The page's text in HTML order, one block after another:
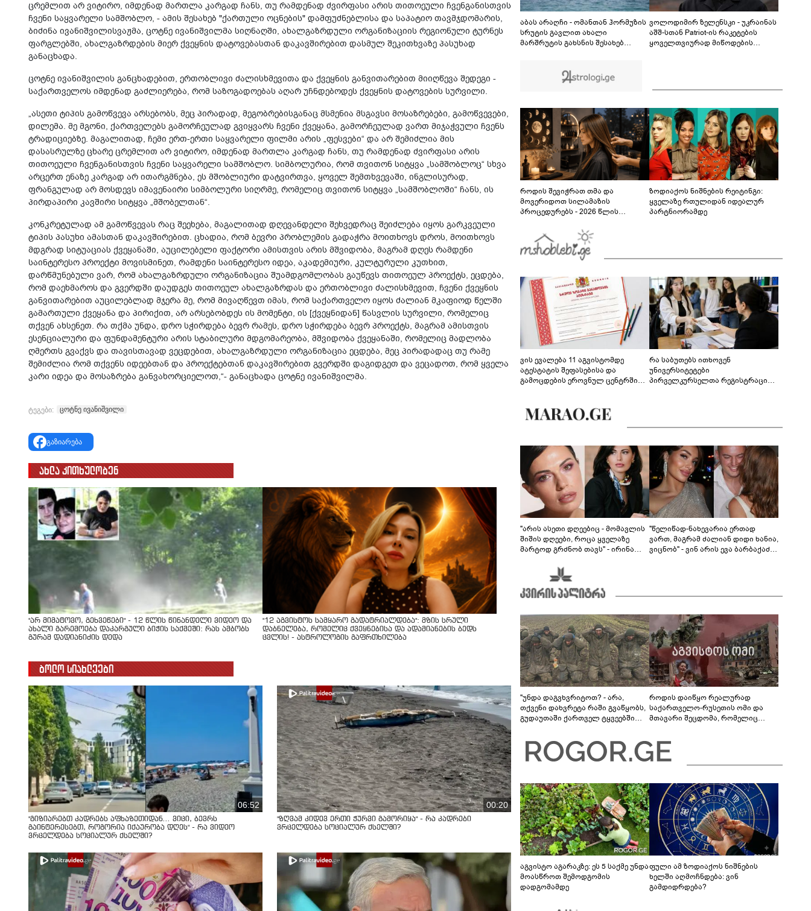
08:06
გამომიგზავნა..." - ეკა კუპატაძე
ცრემლით არ ვიტირო, იმდენად მართლა კარგად ჩანს, თუ რამდენად ძვირფასი არის თითოეული ჩვენგანისთვის
ჩვენი საყვარელი სამშობლო, - ამის შესახებ "ქართული ოცნების" დამფუძნებლისა და საპატიო თავმჯდომარის,
ბიძინა ივანიშვილისვაჟმა, ცოტნე ივანიშვილმა სიღნაღში, ახალგაზრდული ორგანიზაციის რეგიონული ტურნეს
ფარგლებში, ახალგაზრდების მიერ ქვეყნის დატოვებასთან დაკავშირებით დასმულ შეკითხვაზე პასუხად
განაცხადა.
ცოტნე ივანიშვილის განცხადებით, ერთობლივი ძალისხმევითა და ქვეყნის განვითარებით მიიღწევა შედეგი -
საქართველოს იმდენად გაძლიერება, რომ საზოგადოებას აღარ უჩნდებოდეს ქვეყნის დატოვების სურვილი.
„ასეთი ტიპის გამოწვევა არსებობს, მეც პირადად, მეგობრებისგანაც მსმენია მსგავსი მოსაზრებები, გამოწვევები,
დილემა. მე მგონი, ქართველებს გამორჩეულად გვიყვარს ჩვენი ქვეყანა, გამორჩეულად ვართ მიჯაჭვული ჩვენს
ტრადიციებზე. მაგალითად, ჩემი ერთ-ერთი საყვარელი ფილმი არის „ფესვები“ და არ შემიძლია მის
დასასრულზე ცხარე ცრემლით არ ვიტირო, იმდენად მართლა კარგად ჩანს, თუ რამდენად ძვირფასი არის
თითოეული ჩვენგანისთვის ჩვენი საყვარელი სამშობლო. სიმბოლურია, რომ თვითონ სიტყვა „სამშობლოც“ სხვა
არცერთ ენაზე კარგად არ ითარგმნება, ეს მშობლიური დატვირთვა, ყოველ შემთხვევაში, ინგლისურად,
ფრანგულად არ მოსდევს იმავენაირი სიმბოლური სიღრმე, რომელიც თვითონ სიტყვა „სამშობლოში“ ჩანს, ის
პირდაპირი კავშირი სიტყვა „მშობელთან“.
კონკრეტულად ამ გამოწვევას რაც შეეხება, მაგალითად დღევანდელი შეხვედრაც შეიძლება იყოს გარკვეული
ტიპის პასუხი ამასთან დაკავშირებით. ცხადია, რომ ბევრი პრობლემის გადაჭრა მოითხოვს დროს, მოითხოვს
მდგრად სიტუაციას ქვეყანაში, აუცილებელი ფაქტორი ამისთვის არის მშვიდობა, მაგრამ დღეს რამდენი
საინტერესო პროექტი მოვისმინეთ, რამდენი საინტერესო იდეა, აკადემიური, კულტურული კუთხით,
დარწმუნებული ვარ, რომ ახალგაზრდული ორგანიზაცია შუამდგომლობას გაუწევს თითოეულ პროექტს, ეცდება,
რომ დაეხმაროს და გვერდში დაუდგეს თითოეულ ახალგაზრდას და ერთობლივი ძალისხმევით, ჩვენი ქვეყნის
განვითარებით აუცილებლად მჯერა მე, რომ მივაღწევთ იმას, რომ საქართველო იყოს ძალიან მკაფიოდ წელში
გამართული ქვეყანა და პირიქით, არ არსებობდეს ის მომენტი, ის [ქვეყნიდან] წასვლის სურვილი, რომელიც
თქვენ ახსენეთ. რა თქმა უნდა, დრო სჭირდება ბევრ რამეს, დრო სჭირდება ბევრ პროექტს, მაგრამ ამისთვის
ესენციალური და ფუნდამენტური არის სტაბილური მდგომარეობა, მშვიდობა ქვეყანაში, რომელიც მადლობა
ღმერთს გვაქვს და თავისთავად ვეცდებით, ახალგაზრდული ორგანიზაცია ეცდება, მეც პირადადაც თუ რამე
შემიძლია რომ თქვენს იდეებთან და პროექტებთან დაკავშირებით გვერდში დაგიდგეთ და ვეცადოთ, რომ ყველა
კარი იდეა და მოსაზრება განვახორციელოთ,“- განაცხადა ცოტნე ივანიშვილმა.
ტეგები: ცოტნე ივანიშვილი
გაზიარება
ახლა კითხულობენ
"არ მიმატოვო, გეხვეწები" - 12 წლის წინანდელი ვიდეო და
ახალი გარემოება დაკარგული ბიჭის საქმეში: რას ამბობს
გურამ დადიანიძის დედა
"12 აგვისტოს სამყარო გადატრიალდება": მზის სრული
დაბნელება, რომელიც ქვეყნებისა და ადამიანების ბედს
ცვლის! - ასტროლოგის გაფრთხილება
ბოლო სიახლეები
06:52
"გიზიარებთ კადრებს აფხაზეთიდან... ვიცი, ბევრს
გაინტერესებთ, როგორია იქაურობა დღეს" - რა ვიდეო
ვრცელდება სოციალურ ქსელში?
00:20
"ზღვამ კიდევ ერთი ჭურვი გამორიყა" - რა კადრები
ვრცელდება სოციალურ ქსელში?
აბას არაღჩი - ომანთან ჰორმუზის
სრუტის გავლით ახალი
მარშრუტის გახსნის შესახებ
გაგებული, როგორც ჰორმუზის
სრუტის ხელახლა გახსნა
ვოლოდიმირ ზელენსკი - უკრაინას
აშშ-სთან Patriot-ის რაკეტების
ყოველთვიურად მიწოდების
როდის შევიჭრათ თმა და
მოვერიდოთ სილამაზის
პროცედურებს - 2026 წლის
გზამკვლევი
ზოდიაქოს ნიშნების რეიტინგი:
ყველაზე რთულიდან იდეალურ
პარტნიორამდე
ვის ევალება 11 აგვისტომდე
ატესტატის შეფასებისა და
გამოცდების ეროვნულ ცენტრში
რა საბუთებს ითხოვენ
უნივერსიტეტები
პირველკურსელთა რეგისტრაციის
"არის ასეთი დღეებიც - მომავლის
შიშის დღეები, როცა ყველაზე
მარტოდ გრძნობ თავს" - ირინა
"წელიწად-ნახევარია ერთად
ვართ, მაგრამ ძალიან დიდი ხანია,
ვიცნობ" - ვინ არის ევა ბარბაქაძის
"უნდა დაგვხვრიტოთ? - არა,
თქვენი დახვრეტა რაში გვაწყობს,
გუდაუთაში ქართველ ტყვეებში
როდის დაიწყო რეალურად
საქართველო-რუსეთის ომი და
მთავარი შეცდომა, რომელიც
აგვისტო აგარაკზე: ეს 5 საქმე უნდა
მოასწროთ შემოდგომის
დადგომამდე
ფული ამ ზოდიაქოს ნიშნების
ხელში აღმოჩნდება: ვინ
გამდიდრდება?